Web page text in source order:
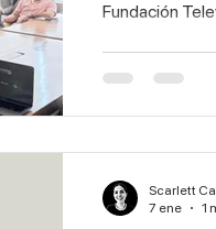
Fundación
proyectos ,
los alcances
Scarlett
7 ene
1